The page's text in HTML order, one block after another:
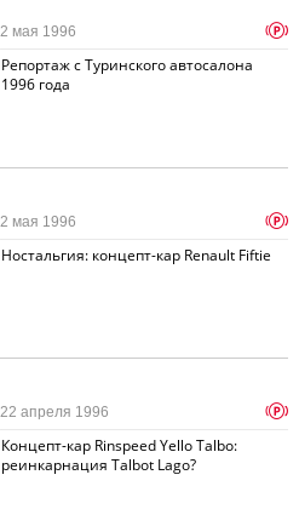
Репортаж с Туринского автосалона
1996 года
2 мая 1996 p
Ностальгия: концепт-кар Renault Fiftie
2 мая 1996 p
Концепт-кар Rinspeed Yello Talbo:
реинкарнация Talbot Lago?
22 апреля 1996 p